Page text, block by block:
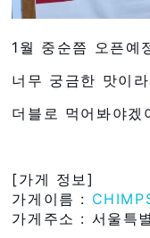
1월 중순쯤 오픈예
너무 궁금한 맛이
더블로 먹어봐야겠
[가게 정보]
가게이름 :
가게주소 : 서울특